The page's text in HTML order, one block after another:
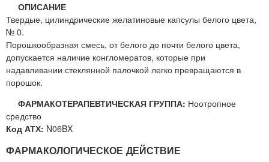
ОПИСАНИЕ
Твердые, цилиндрические желатиновые капсулы белого цвета,
№ 0.
Порошкообразная смесь, от белого до почти белого цвета,
допускается наличие конгломератов, которые при
надавливании стеклянной палочкой легко превращаются в
порошок.
ФАРМАКОТЕРАПЕВТИЧЕСКАЯ ГРУППА: Ноотропное
средство
Код АТХ: N06BX
ФАРМАКОЛОГИЧЕСКОЕ ДЕЙСТВИЕ